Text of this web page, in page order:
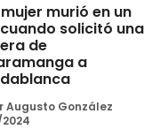
murió en un
solicitó una
de
a
Augusto González